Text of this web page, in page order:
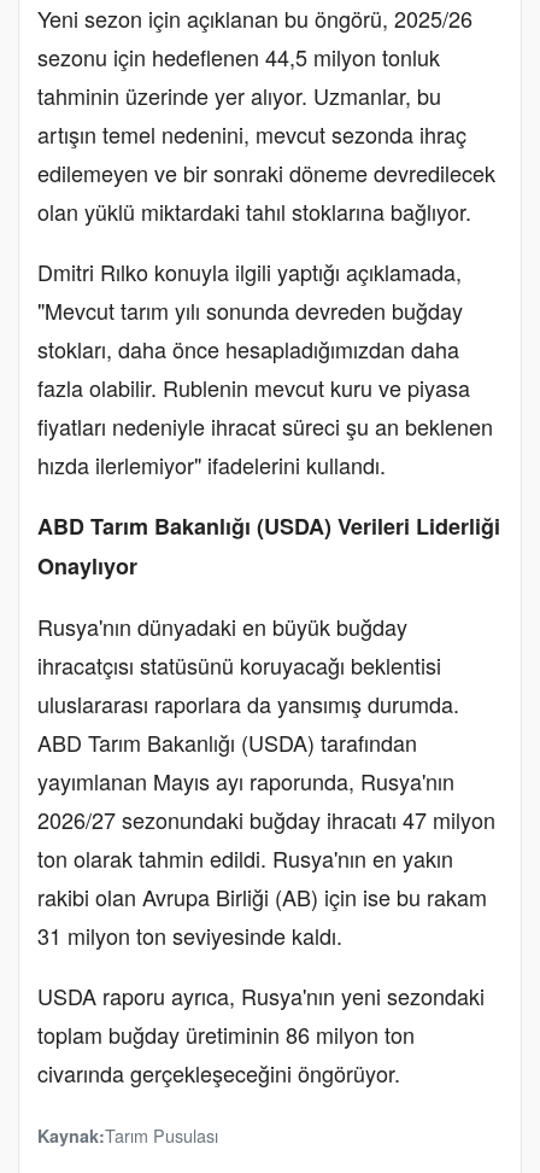
Yeni sezon için açıklanan bu öngörü, 2025/26
sezonu için hedeflenen 44,5 milyon tonluk
tahminin üzerinde yer alıyor. Uzmanlar, bu
artışın temel nedenini, mevcut sezonda ihraç
edilemeyen ve bir sonraki döneme devredilecek
olan yüklü miktardaki tahıl stoklarına bağlıyor.
Dmitri Rılko konuyla ilgili yaptığı açıklamada,
"Mevcut tarım yılı sonunda devreden buğday
stokları, daha önce hesapladığımızdan daha
fazla olabilir. Rublenin mevcut kuru ve piyasa
fiyatları nedeniyle ihracat süreci şu an beklenen
hızda ilerlemiyor" ifadelerini kullandı.
ABD Tarım Bakanlığı (USDA) Verileri Liderliği
Onaylıyor
Rusya'nın dünyadaki en büyük buğday
ihracatçısı statüsünü koruyacağı beklentisi
uluslararası raporlara da yansımış durumda.
ABD Tarım Bakanlığı (USDA) tarafından
yayımlanan Mayıs ayı raporunda, Rusya'nın
2026/27 sezonundaki buğday ihracatı 47 milyon
ton olarak tahmin edildi. Rusya'nın en yakın
rakibi olan Avrupa Birliği (AB) için ise bu rakam
31 milyon ton seviyesinde kaldı.
USDA raporu ayrıca, Rusya'nın yeni sezondaki
toplam buğday üretiminin 86 milyon ton
civarında gerçekleşeceğini öngörüyor.
Kaynak:Tarım Pusulası